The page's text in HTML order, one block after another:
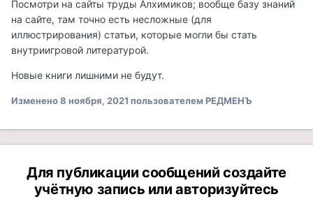
Посмотри на сайты труды Алхимиков; вообще базу знаний
на сайте, там точно есть несложные (для
иллюстрирования) статьи, которые могли бы стать
внутриигровой литературой.
Новые книги лишними не будут.
Изменено8 ноября, 2021 пользователем РЕДМЕНЪ
Для публикации сообщений создайте
учётную запись или авторизуйтесь